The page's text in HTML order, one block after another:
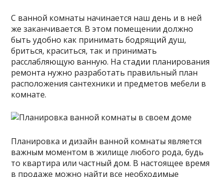
С ванной комнаты начинается наш день и в ней
же заканчивается. В этом помещении должно
быть удобно как принимать бодрящий душ,
бриться, краситься, так и принимать
расслабляющую ванную. На стадии планирования
ремонта нужно разработать правильный план
расположения сантехники и предметов мебели в
комнате.
Планировка и дизайн ванной комнаты является
важным моментом в жилище любого рода, будь
то квартира или частный дом. В настоящее время
в продаже можно найти все необходимые